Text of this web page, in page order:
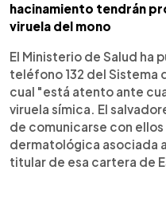
hacinamiento tendrán
viruela del mono
El Ministerio de Salud ha
teléfono 132 del Sistema
cual "está atento ante
viruela símica. El
de comunicarse con
dermatológica asociada
titular de esa cartera de